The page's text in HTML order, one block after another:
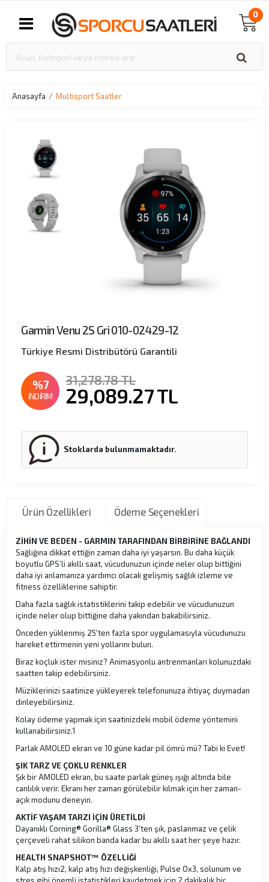
0
Anasayfa Multisport Saatler
Garmin Venu 2S Gri 010-02429-12
Türkiye Resmi Distribütörü Garantili
%7
İNDİRİM
31,278.78 TL
29,089.27TL
Stoklarda bulunmamaktadır.
Ürün Özellikleri Ödeme Seçenekleri
ZİHİN VE BEDEN - GARMIN TARAFINDAN BİRBİRİNE BAĞLANDI
Sağlığına dikkat ettiğin zaman daha iyi yaşarsın. Bu daha küçük
boyutlu GPS’li akıllı saat, vücudunuzun içinde neler olup bittiğini
daha iyi anlamanıza yardımcı olacak gelişmiş sağlık izleme ve
fitness özelliklerine sahiptir.
Daha fazla sağlık istatistiklerini takip edebilir ve vücudunuzun
içinde neler olup bittiğine daha yakından bakabilirsiniz.
Önceden yüklenmiş 25'ten fazla spor uygulamasıyla vücudunuzu
hareket ettirmenin yeni yollarını bulun.
Biraz koçluk ister misiniz? Animasyonlu antrenmanları kolunuzdaki
saatten takip edebilirsiniz.
Müziklerinizi saatinize yükleyerek telefonunuza ihtiyaç duymadan
dinleyebilirsiniz.
Kolay ödeme yapmak için saatinizdeki mobil ödeme yöntemini
kullanabilirsiniz.1
Parlak AMOLED ekran ve 10 güne kadar pil ömrü mü? Tabi ki Evet!
ŞIK TARZ VE ÇOKLU RENKLER
Şık bir AMOLED ekran, bu saate parlak güneş ışığı altında bile
canlılık verir. Ekranı her zaman görülebilir kılmak için her zaman-
açık modunu deneyin.
AKTİF YAŞAM TARZI İÇİN ÜRETİLDİ
Dayanıklı Corning® Gorilla® Glass 3'ten şık, paslanmaz ve çelik
çerçeveli rahat silikon banda kadar bu akıllı saat her şeye hazır.
HEALTH SNAPSHOT™ ÖZELLİĞİ
Kalp atış hızı2, kalp atış hızı değişkenliği, Pulse Ox3, solunum ve
stres gibi önemli istatistikleri kaydetmek için 2 dakikalık bir